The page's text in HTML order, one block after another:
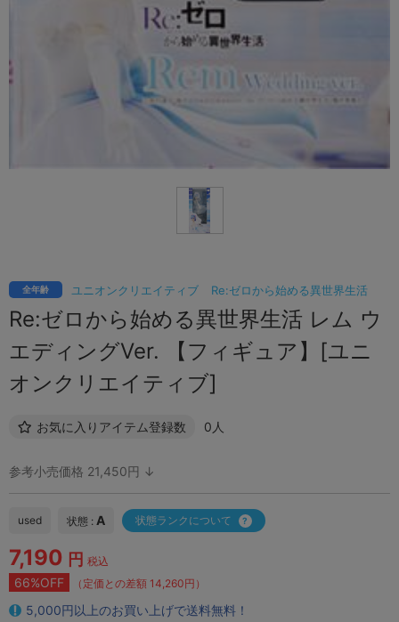
ユニオンクリエイティブ Re:ゼロから始める異世界生活
全年齢
Re:ゼロから始める異世界生活 レム ウ
エディングVer. 【フィギュア】[ユニ
オンクリエイティブ]
お気に入りアイテム登録数 0人
参考小売価格 21,450円 ↓
used 状態 : A 状態ランクについて
7,190 円 税込
66%OFF （定価との差額 14,260円）
5,000円以上のお買い上げで送料無料！